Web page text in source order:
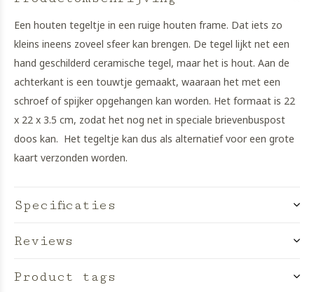
Een houten tegeltje in een ruige houten frame. Dat iets zo
kleins ineens zoveel sfeer kan brengen. De tegel lijkt net een
hand geschilderd ceramische tegel, maar het is hout. Aan de
achterkant is een touwtje gemaakt, waaraan het met een
schroef of spijker opgehangen kan worden. Het formaat is 22
x 22 x 3.5 cm, zodat het nog net in speciale brievenbuspost
doos kan. Het tegeltje kan dus als alternatief voor een grote
kaart verzonden worden.
Specificaties
Reviews
Product tags